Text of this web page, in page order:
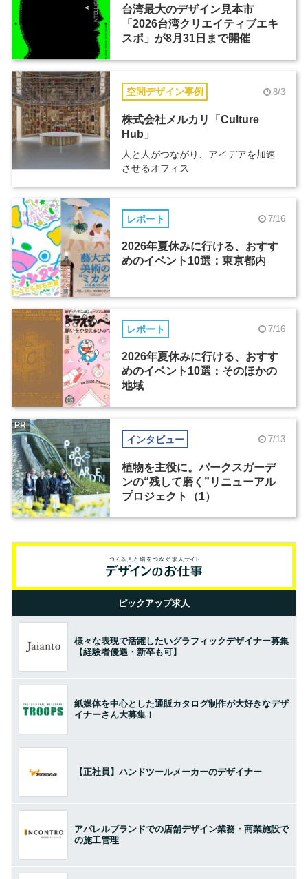
台湾最大のデザイン見本市
「2026台湾クリエイティブエキ
スポ」が8月31日まで開催
空間デザイン事例 8/3
株式会社メルカリ「Culture
Hub」
人と人がつながり、アイデアを加速
させるオフィス
レポート 7/16
2026年夏休みに行ける、おすす
めのイベント10選：東京都内
レポート 7/16
2026年夏休みに行ける、おすす
めのイベント10選：そのほかの
地域
インタビュー 7/13
植物を主役に。パークスガーデ
ンの“残して磨く”リニューアル
プロジェクト（1）
PR
ピックアップ求人
様々な表現で活躍したいグラフィックデザイナー募集
【経験者優遇・新卒も可】
紙媒体を中心とした通販カタログ制作が大好きなデザ
イナーさん大募集！
【正社員】ハンドツールメーカーのデザイナー
アパレルブランドでの店舗デザイン業務・商業施設で
の施工管理